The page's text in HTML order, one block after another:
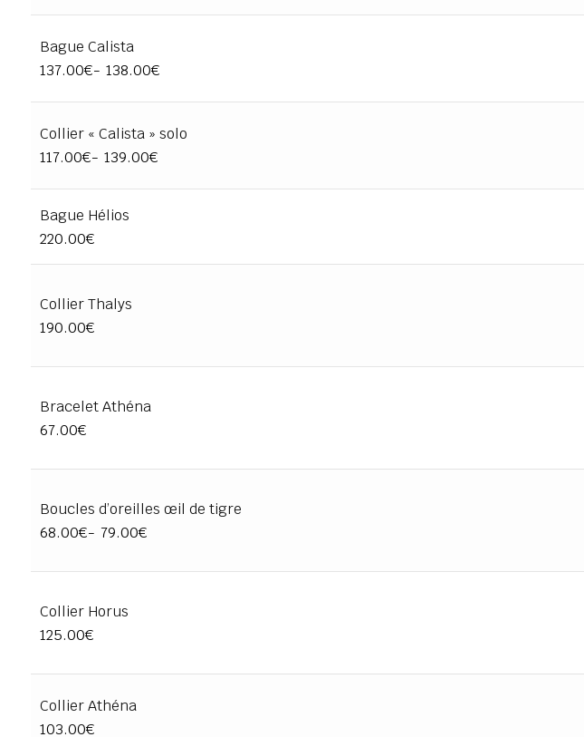
Bague Calista
137.00€- 138.00€
Collier « Calista » solo
117.00€- 139.00€
Bague Hélios
220.00€
Collier Thalys
190.00€
Bracelet Athéna
67.00€
Boucles d’oreilles œil de tigre
68.00€- 79.00€
Collier Horus
125.00€
Collier Athéna
103.00€